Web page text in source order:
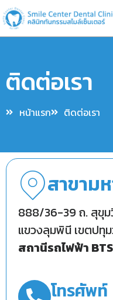
ติดต่อเรา
หน้าแรก ติดต่อเรา
สาขาม
888/36-39 ถ. สุขุม
แขวงลุมพินี เขตปทุ
สถานีรถไฟฟ้า
โทรศัพท์